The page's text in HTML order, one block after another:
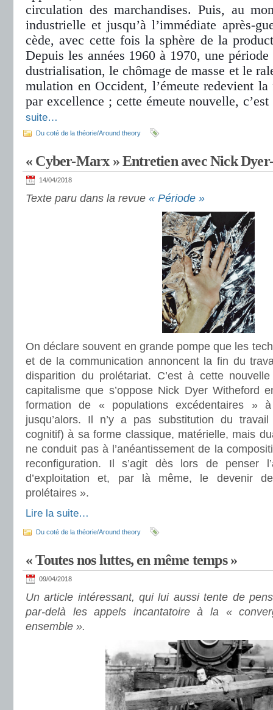
cir­cu­la­tion des mar­chan­di­ses. Puis, au
indus­trielle et jusqu’à l’immé­diate après-
cède, avec cette fois la sphère de la
Depuis les années 1960 à 1970, une
dus­tria­li­sa­tion, le chô­mage de masse et le
mu­la­tion en Occident, l’émeute rede­vient
par excel­lence ; cette émeute nou­velle,
suite…
Du coté de la théorie/Around theory
« Cyber-Marx » Entretien avec Nick
14/04/2018
Texte paru dans la revue « Période »
On déclare souvent en grande pompe que les
et de la communication annoncent la fin du
disparition du prolétariat. C’est à cette
capitalisme que s’oppose Nick Dyer Witheford
formation de « populations excédentaires »
jusqu’alors. Il n’y a pas substitution du travail
cognitif) à sa forme classique, matérielle, mais
ne conduit pas à l’anéantissement de la
reconfiguration. Il s’agit dès lors de penser
d’exploitation et, par là même, le devenir
prolétaires ».
Lire la suite…
Du coté de la théorie/Around theory
« Toutes nos luttes, en même temps »
09/04/2018
Un article intéressant, qui lui aussi tente de
par-delà les appels incantatoire à la «
ensemble ».